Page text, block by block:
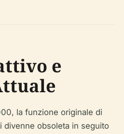
e
la funzione originale di
divenne obsoleta in seguito